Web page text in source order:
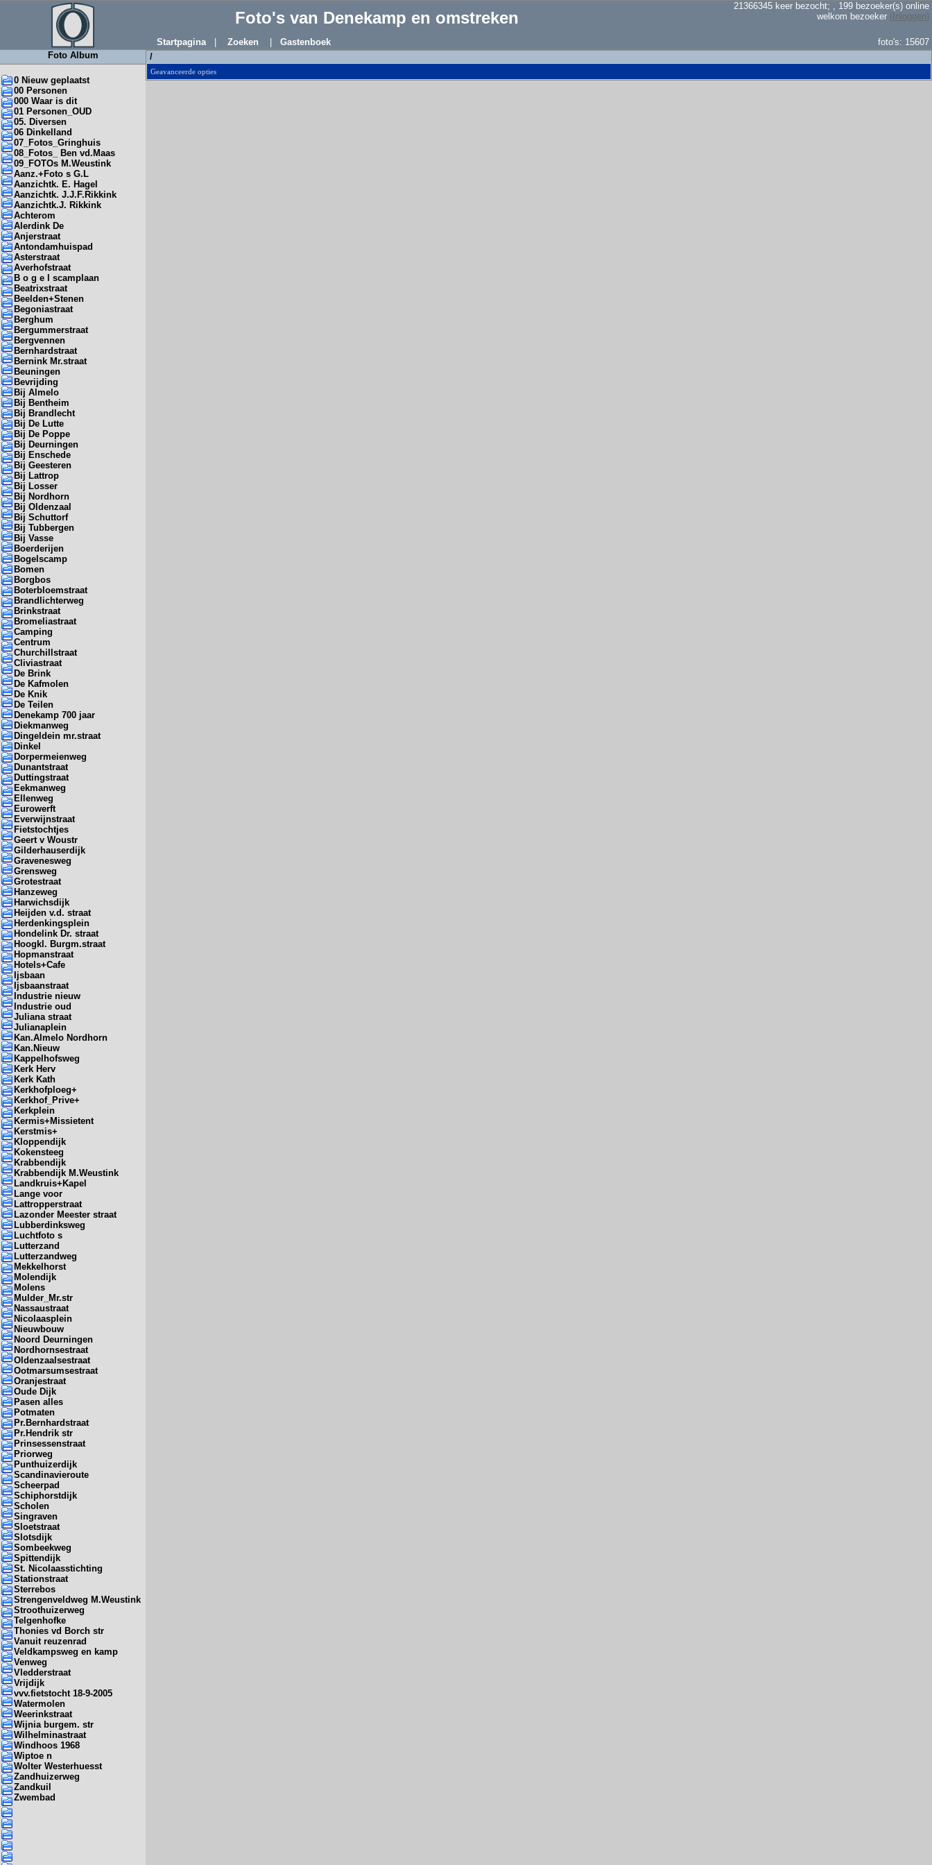
Foto's van Denekamp en omstreken
21366345 keer bezocht; , 199 bezoeker(s) online
welkom bezoeker (Inloggen)
Startpagina| Zoeken Gastenboek
foto's: 15607
Foto Album
0 Nieuw geplaatst
00 Personen
000 Waar is dit
01 Personen_OUD
05. Diversen
06 Dinkelland
07_Fotos_Gringhuis
08_Fotos_ Ben vd.Maas
09_FOTOs M.Weustink
Aanz.+Foto s G.L
Aanzichtk. E. Hagel
Aanzichtk. J.J.F.Rikkink
Aanzichtk.J. Rikkink
Achterom
Alerdink De
Anjerstraat
Antondamhuispad
Asterstraat
Averhofstraat
B o g e l scamplaan
Beatrixstraat
Beelden+Stenen
Begoniastraat
Berghum
Bergummerstraat
Bergvennen
Bernhardstraat
Bernink Mr.straat
Beuningen
Bevrijding
Bij Almelo
Bij Bentheim
Bij Brandlecht
Bij De Lutte
Bij De Poppe
Bij Deurningen
Bij Enschede
Bij Geesteren
Bij Lattrop
Bij Losser
Bij Nordhorn
Bij Oldenzaal
Bij Schuttorf
Bij Tubbergen
Bij Vasse
Boerderijen
Bogelscamp
Bomen
Borgbos
Boterbloemstraat
Brandlichterweg
Brinkstraat
Bromeliastraat
Camping
Centrum
Churchillstraat
Cliviastraat
De Brink
De Kafmolen
De Knik
De Teilen
Denekamp 700 jaar
Diekmanweg
Dingeldein mr.straat
Dinkel
Dorpermeienweg
Dunantstraat
Duttingstraat
Eekmanweg
Ellenweg
Eurowerft
Everwijnstraat
Fietstochtjes
Geert v Woustr
Gilderhauserdijk
Gravenesweg
Grensweg
Grotestraat
Hanzeweg
Harwichsdijk
Heijden v.d. straat
Herdenkingsplein
Hondelink Dr. straat
Hoogkl. Burgm.straat
Hopmanstraat
Hotels+Cafe
Ijsbaan
Ijsbaanstraat
Industrie nieuw
Industrie oud
Juliana straat
Julianaplein
Kan.Almelo Nordhorn
Kan.Nieuw
Kappelhofsweg
Kerk Herv
Kerk Kath
Kerkhofploeg+
Kerkhof_Prive+
Kerkplein
Kermis+Missietent
Kerstmis+
Kloppendijk
Kokensteeg
Krabbendijk
Krabbendijk M.Weustink
Landkruis+Kapel
Lange voor
Lattropperstraat
Lazonder Meester straat
Lubberdinksweg
Luchtfoto s
Lutterzand
Lutterzandweg
Mekkelhorst
Molendijk
Molens
Mulder_Mr.str
Nassaustraat
Nicolaasplein
Nieuwbouw
Noord Deurningen
Nordhornsestraat
Oldenzaalsestraat
Ootmarsumsestraat
Oranjestraat
Oude Dijk
Pasen alles
Potmaten
Pr.Bernhardstraat
Pr.Hendrik str
Prinsessenstraat
Priorweg
Punthuizerdijk
Scandinavieroute
Scheerpad
Schiphorstdijk
Scholen
Singraven
Sloetstraat
Slotsdijk
Sombeekweg
Spittendijk
St. Nicolaasstichting
Stationstraat
Sterrebos
Strengenveldweg M.Weustink
Stroothuizerweg
Telgenhofke
Thonies vd Borch str
Vanuit reuzenrad
Veldkampsweg en kamp
Venweg
Vledderstraat
Vrijdijk
vvv.fietstocht 18-9-2005
Watermolen
Weerinkstraat
Wijnia burgem. str
Wilhelminastraat
Windhoos 1968
Wiptoe n
Wolter Westerhuesst
Zandhuizerweg
Zandkuil
Zwembad
/
Geavanceerde opties